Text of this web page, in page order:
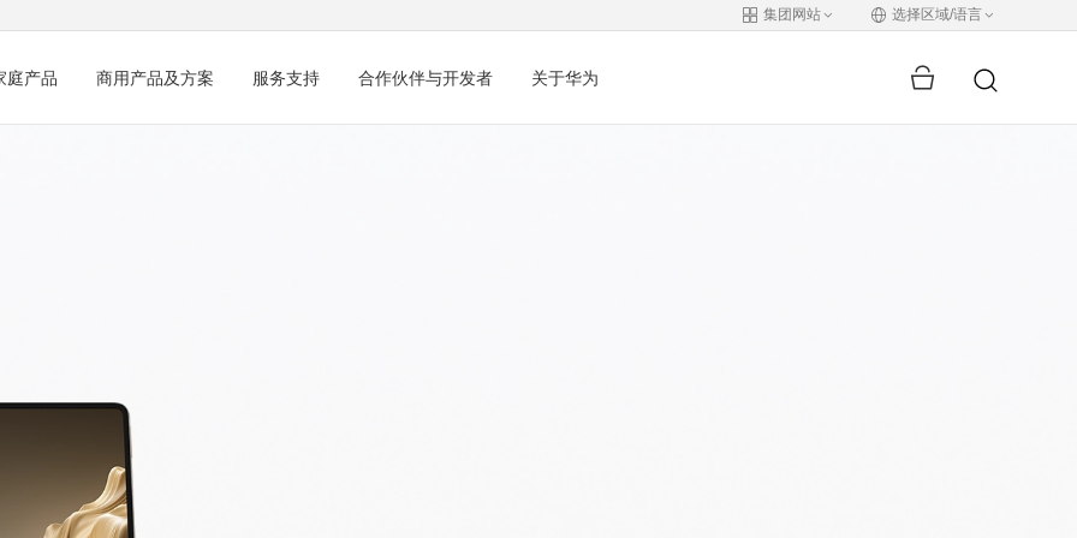
集团网站 选择区域/语言
庭产品 商用产品及方案 服务支持 合作伙伴与开发者 关于华为